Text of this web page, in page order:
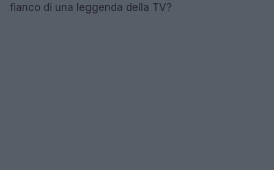
fianco di una leggenda della TV?